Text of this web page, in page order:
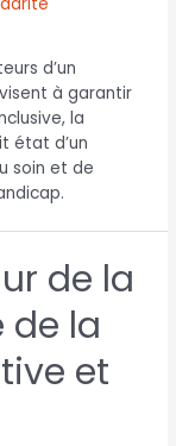
d’un
à garantir
la
état d’un
soin et de
de la
de la
et